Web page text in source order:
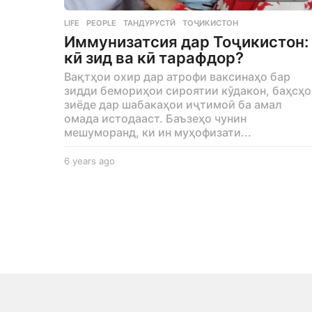
LIFE ,PEOPLE ТАНДУРУСТӢ ,ТОҶИКИСТОН
Иммунизатсия дар Тоҷикистон:
кӣ зид ва кӣ тарафдор?
Вақтҳои охир дар атрофи ваксинаҳо бар
зидди бемориҳои сироятии кӯдакон,
зиёде дар шабакаҳои иҷтимоӣ ба амал
омада истодааст. Баъзеҳо чунин
мешуморанд, ки ин муҳофизати...
6 years ago